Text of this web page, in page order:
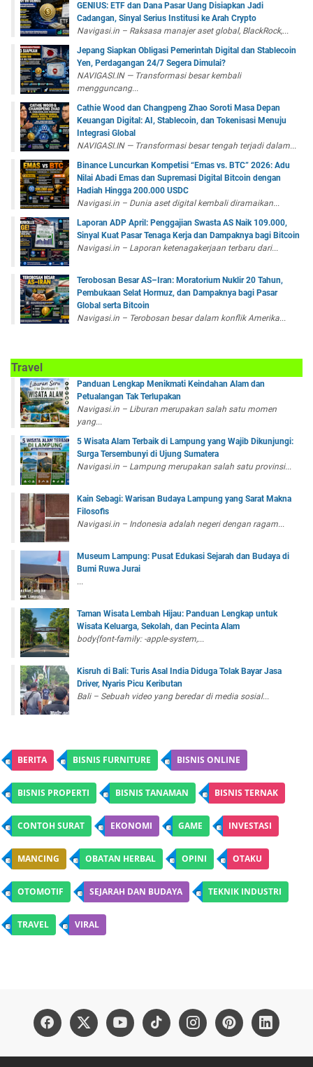
GENIUS: ETF dan Dana Pasar Uang Disiapkan Jadi
Cadangan, Sinyal Serius Institusi ke Arah Crypto
Navigasi.in – Raksasa manajer aset global, BlackRock,...
Jepang Siapkan Obligasi Pemerintah Digital dan Stablecoin
Yen, Perdagangan 24/7 Segera Dimulai?
NAVIGASI.IN — Transformasi besar kembali
mengguncang...
Cathie Wood dan Changpeng Zhao Soroti Masa Depan
Keuangan Digital: AI, Stablecoin, dan Tokenisasi Menuju
Integrasi Global
NAVIGASI.IN — Transformasi besar tengah terjadi dalam...
Binance Luncurkan Kompetisi “Emas vs. BTC” 2026: Adu
Nilai Abadi Emas dan Supremasi Digital Bitcoin dengan
Hadiah Hingga 200.000 USDC
Navigasi.in – Dunia aset digital kembali diramaikan...
Laporan ADP April: Penggajian Swasta AS Naik 109.000,
Sinyal Kuat Pasar Tenaga Kerja dan Dampaknya bagi Bitcoin
Navigasi.in – Laporan ketenagakerjaan terbaru dari...
Terobosan Besar AS–Iran: Moratorium Nuklir 20 Tahun,
Pembukaan Selat Hormuz, dan Dampaknya bagi Pasar
Global serta Bitcoin
Navigasi.in – Terobosan besar dalam konflik Amerika...
Travel
Panduan Lengkap Menikmati Keindahan Alam dan
Petualangan Tak Terlupakan
Navigasi.in – Liburan merupakan salah satu momen
yang...
5 Wisata Alam Terbaik di Lampung yang Wajib Dikunjungi:
Surga Tersembunyi di Ujung Sumatera
Navigasi.in – Lampung merupakan salah satu provinsi...
Kain Sebagi: Warisan Budaya Lampung yang Sarat Makna
Filosofis
Navigasi.in – Indonesia adalah negeri dengan ragam...
Museum Lampung: Pusat Edukasi Sejarah dan Budaya di
Bumi Ruwa Jurai
...
Taman Wisata Lembah Hijau: Panduan Lengkap untuk
Wisata Keluarga, Sekolah, dan Pecinta Alam
body{font-family: -apple-system,...
Kisruh di Bali: Turis Asal India Diduga Tolak Bayar Jasa
Driver, Nyaris Picu Keributan
Bali – Sebuah video yang beredar di media sosial...
BERITA BISNIS FURNITURE BISNIS ONLINE
BISNIS PROPERTI BISNIS TANAMAN BISNIS TERNAK
CONTOH SURAT EKONOMI GAME INVESTASI
MANCING OBATAN HERBAL OPINI OTAKU
OTOMOTIF SEJARAH DAN BUDAYA TEKNIK INDUSTRI
TRAVEL VIRAL